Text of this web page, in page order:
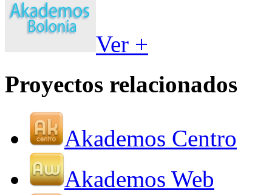
Ver +
Proyectos relacionados
Akademos Centro
Akademos Web